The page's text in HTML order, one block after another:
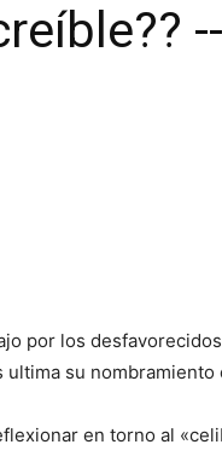
por los
ultima su
en torno al